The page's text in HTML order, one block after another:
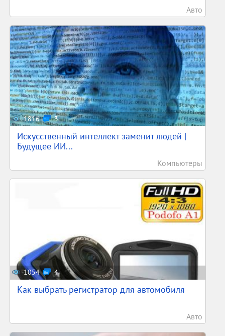
Авто
1816 3
Искусственный интеллект заменит людей |
Будущее ИИ...
Компьютеры
1054 4
Как выбрать регистратор для автомобиля
Авто